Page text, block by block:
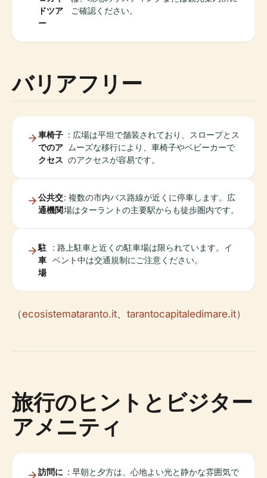
ドツア
ー
ご確認ください。
バリアフリー
車椅子
でのア
クセス
: 広場は平坦で舗装されており、スロープとス
ムーズな移行により、車椅子やベビーカーで
のアクセスが容易です。
公共交
通機関
: 複数の市内バス路線が近くに停車します。広
場はターラントの主要駅からも徒歩圏内です。
駐
車
場
: 路上駐車と近くの駐車場は限られています。イ
ベント中は交通規制にご注意ください。
（ecosistemataranto.it、 tarantocapitaledimare.it）
旅行のヒントとビジター
アメニティ
訪問に : 早朝と夕方は、心地よい光と静かな雰囲気で